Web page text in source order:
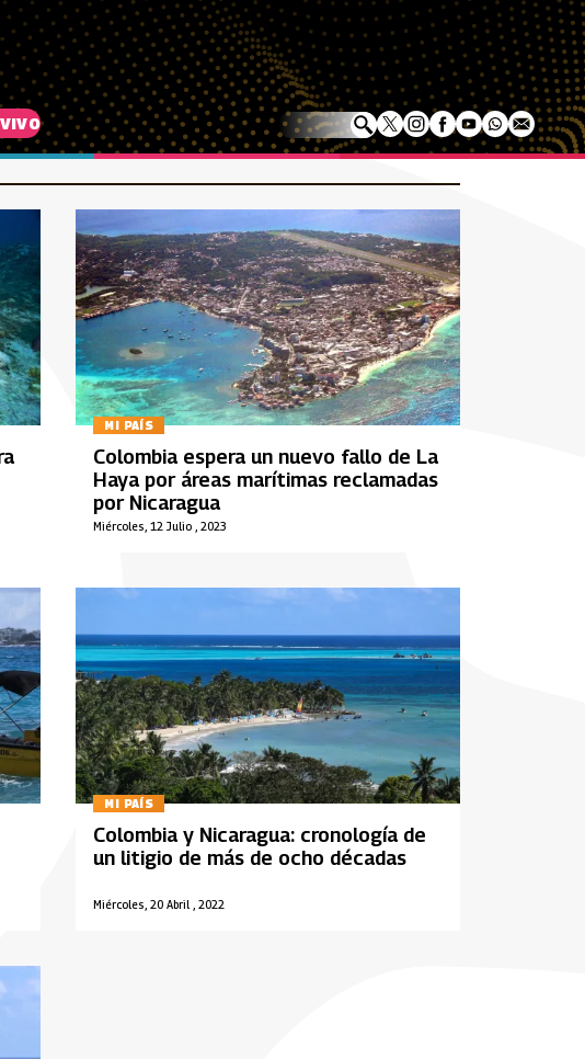
MI PAÍS
Miércoles, 12 Julio , 2023
Colombia espera un nuevo fallo de La
Haya por áreas marítimas reclamadas
por Nicaragua
MI PAÍS
Miércoles, 20 Abril , 2022
Colombia y Nicaragua: cronología de
un litigio de más de ocho décadas